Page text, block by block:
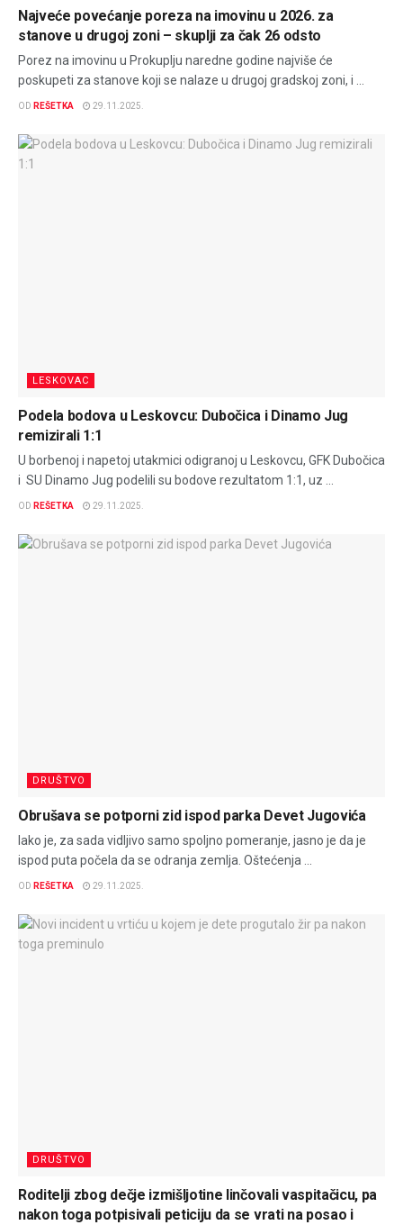
Najveće povećanje poreza na imovinu u 2026. za
stanove u drugoj zoni – skuplji za čak 26 odsto
Porez na imovinu u Prokuplju naredne godine najviše će
poskupeti za stanove koji se nalaze u drugoj gradskoj zoni, i ...
OD REŠETKA 29.11.2025.
LESKOVAC
Podela bodova u Leskovcu: Dubočica i Dinamo Jug
remizirali 1:1
U borbenoj i napetoj utakmici odigranoj u Leskovcu, GFK Dubočica
i SU Dinamo Jug podelili su bodove rezultatom 1:1, uz ...
OD REŠETKA 29.11.2025.
DRUŠTVO
Obrušava se potporni zid ispod parka Devet Jugovića
Iako je, za sada vidljivo samo spoljno pomeranje, jasno je da je
ispod puta počela da se odranja zemlja. Oštećenja ...
OD REŠETKA 29.11.2025.
DRUŠTVO
Roditelji zbog dečje izmišljotine linčovali vaspitačicu, pa
nakon toga potpisivali peticiju da se vrati na posao i